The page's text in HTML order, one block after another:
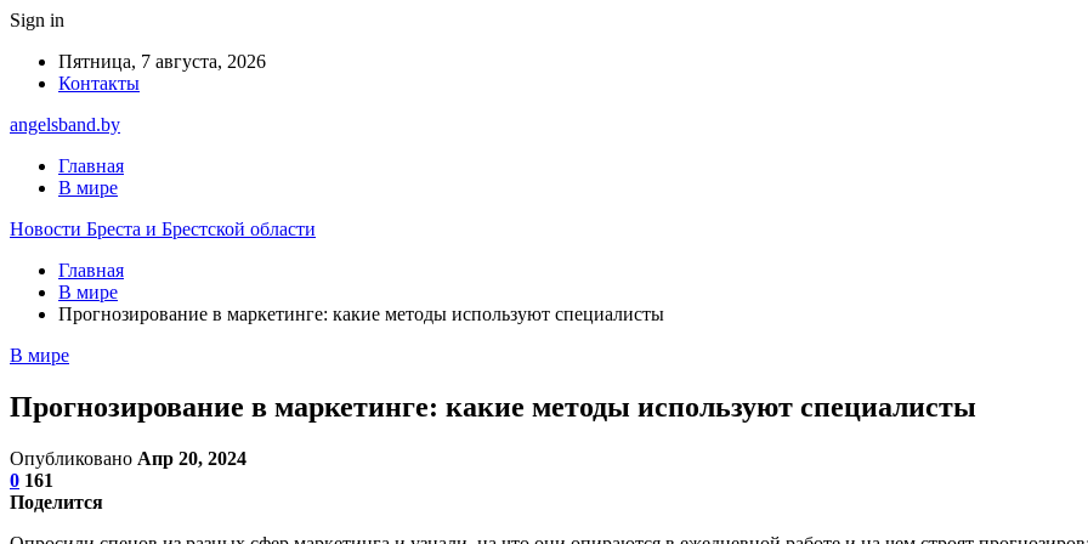
Sign in
Пятница, 7 августа, 2026
Контакты
angelsband.by
Главная
В мире
Новости Бреста и Брестской области
Главная
В мире
Прогнозирование в маркетинге: какие методы используют специалисты
В мире
Прогнозирование в маркетинге: какие методы используют специалисты
Опубликовано Апр 20, 2024
0 161
Поделится